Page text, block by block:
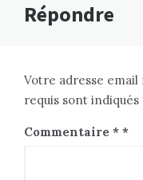
Répondre
Votre adresse email
requis sont indiqués
Commentaire *